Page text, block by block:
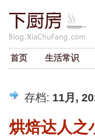
首页 生活常识
存档: 11月,
烘焙达人之